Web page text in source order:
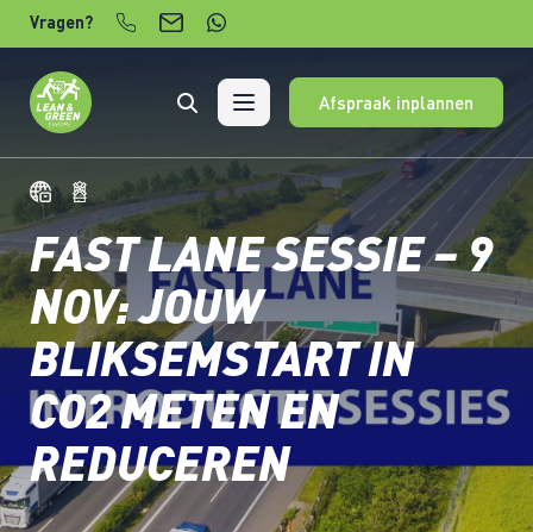
Verder naar content
Vragen?
Afspraak inplannen
FAST LANE SESSIE – 9
NOV: JOUW
BLIKSEMSTART IN
CO2 METEN EN
REDUCEREN